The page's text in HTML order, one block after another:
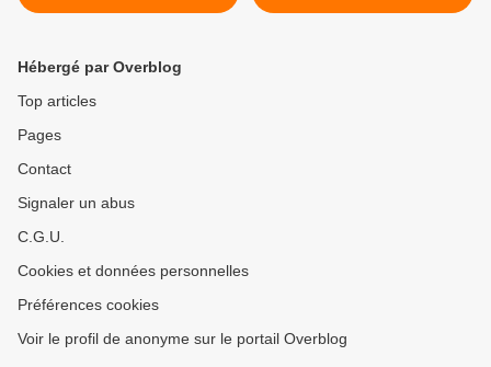
urbaine à la souveraineté
des Mapuches >
Hébergé par Overblog
Top articles
Pages
Contact
Signaler un abus
C.G.U.
Cookies et données personnelles
Préférences cookies
Voir le profil de anonyme sur le portail Overblog